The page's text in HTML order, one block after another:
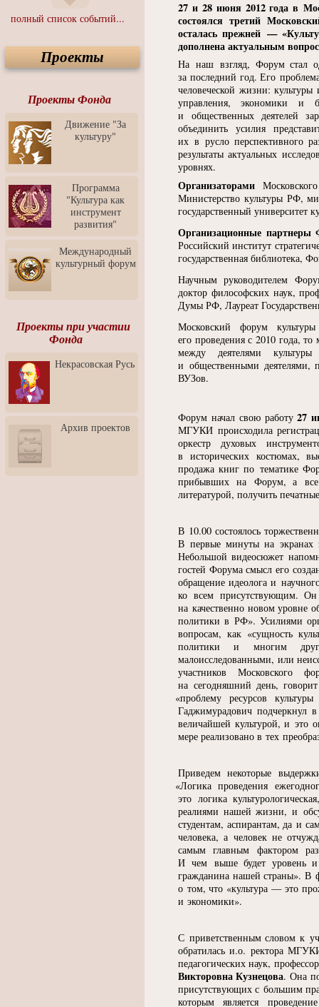
Иммерсивный спектакль
"Язык чистого полета
Спектакль "Крик" в Музее
Современного Искусства
современного искусства от
Медиа-школа "ФОКУС"
Моноспектакль
"Вертинский. Исповедь
Барона"
"Притяжение" в центре
ЛЕКСУС - ЯРОСЛАВЛЬ
Презентация выставки
Зураба Церетели
Пресс-конференция к
открытию выставки Зураба
Церетели
Фестиваль уличной
Отчётный концерт детского
театра танца "Задоринка"
Профессионалов - Эпизод
3: Обусловленности
человека и их влияние на
карьеру
скульптором Дмитрием
Тугариновым
АртБульвар в День города
полный список событий...
Проекты
Проекты Фонда
Движение "За
культуру"
Программа
"Культура как
инструмент
развития"
Международный
культурный форум
Проекты при участии
Фонда
Некрасовская Русь
Архив проектов
27 и 28 июня 2012 года в
состоялся третий
осталась прежней — «
дополнена актуальным
На наш взгляд, Форум стал
за последний год. Его
человеческой жизни:
управления, экономики и
и общественных деятелей
объединить усилия
их в русло перспективного
результаты актуальных
уровнях.
Организаторами
Министерство культуры РФ,
государственный университет
Организационные партнеры
Российский институт
государственная библиотека,
Научным руководителем
доктор философских наук,
Думы РФ, Лауреат
Московский форум
его проведения с 2010 года,
между деятелями
и общественными деятелями,
ВУЗов.
Форум начал свою работу27
МГУКИ происходила
оркестр духовых
в исторических костюмах,
продажа книг по тематике
прибывших на Форум, а все
литературой, получить
В 10.00 состоялось
В первые минуты на экранах
Небольшой видеосюжет
гостей Форума смысл его
обращение идеолога и
ко всем присутствующим.
на качественно новом уровне
политики в РФ». Усилиями
вопросам, как «сущность
политики и многим
малоисследованными, или
участников Московского
на сегодняшний день,
«проблему ресурсов
Гаджимурадович подчеркнул
величайшей культурой, и это
мере реализовано в тех
Приведем некоторые
«Логика проведения
это логика
реалиями нашей жизни, и
студентам, аспирантам, да и
человека, а человек не
самым главным фактором
И чем выше будет уровень и
гражданина нашей страны». В
о том, что «культура — это
и экономики».
С приветственным словом к
обратилась и.о. ректора
педагогических наук,
Викторовна Кузнецова. Она
присутствующих с большим
которым является